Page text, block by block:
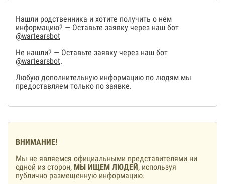
Нашли родственника и хотите получить о нем
информацию? — Оставьте заявку через наш бот
@wartearsbot
Не нашли? — Оставьте заявку через наш бот
@wartearsbot.
Любую дополнительную информацию по людям мы
предоставляем только по заявке.
ВНИМАНИЕ!
Мы не являемся официальными представителями ни
одной из сторон, МЫ ИЩЕМ ЛЮДЕЙ, используя
публично размещенную информацию.